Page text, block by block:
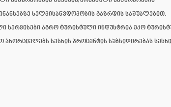
ხელმისაწვდომობის გაზრდის საშუალებით.
სერვისები აგრო ტურისტული ინდუსტრია ეკო
სესხის პროცენტის სუბსიდირებას